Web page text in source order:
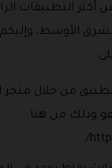
أكثر التطبيقات
الأوسط،
من خلال متجر
وذلك من هنا